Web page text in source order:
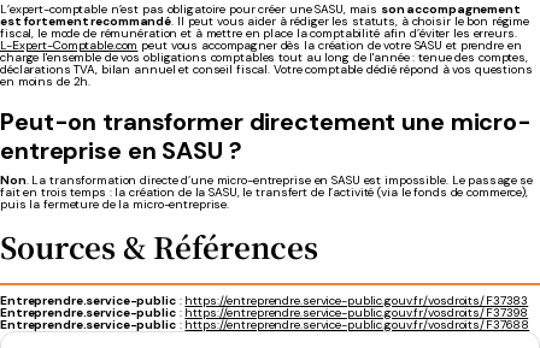
L’expert-comptable n’est pas obligatoire pour créer une SASU, mais son accompagnement
est fortement recommandé. Il peut vous aider à rédiger les statuts, à choisir le bon régime
fiscal, le mode de rémunération et à mettre en place la comptabilité afin d’éviter les erreurs.
L-Expert-Comptable.com peut vous accompagner dès la création de votre SASU et prendre en
charge l'ensemble de vos obligations comptables tout au long de l'année : tenue des comptes,
déclarations TVA, bilan annuel et conseil fiscal. Votre comptable dédié répond à vos questions
en moins de 2h.
Peut-on transformer directement une micro-
entreprise en SASU ?
Non. La transformation directe d’une micro-entreprise en SASU est impossible. Le passage se
fait en trois temps : la création de la SASU, le transfert de l’activité (via le fonds de commerce),
puis la fermeture de la micro-entreprise.
Sources & Références
Entreprendre.service-public: https://entreprendre.service-public.gouv.fr/vosdroits/F37383
Entreprendre.service-public:https://entreprendre.service-public.gouv.fr/vosdroits/F37398
Entreprendre.service-public:https://entreprendre.service-public.gouv.fr/vosdroits/F37688